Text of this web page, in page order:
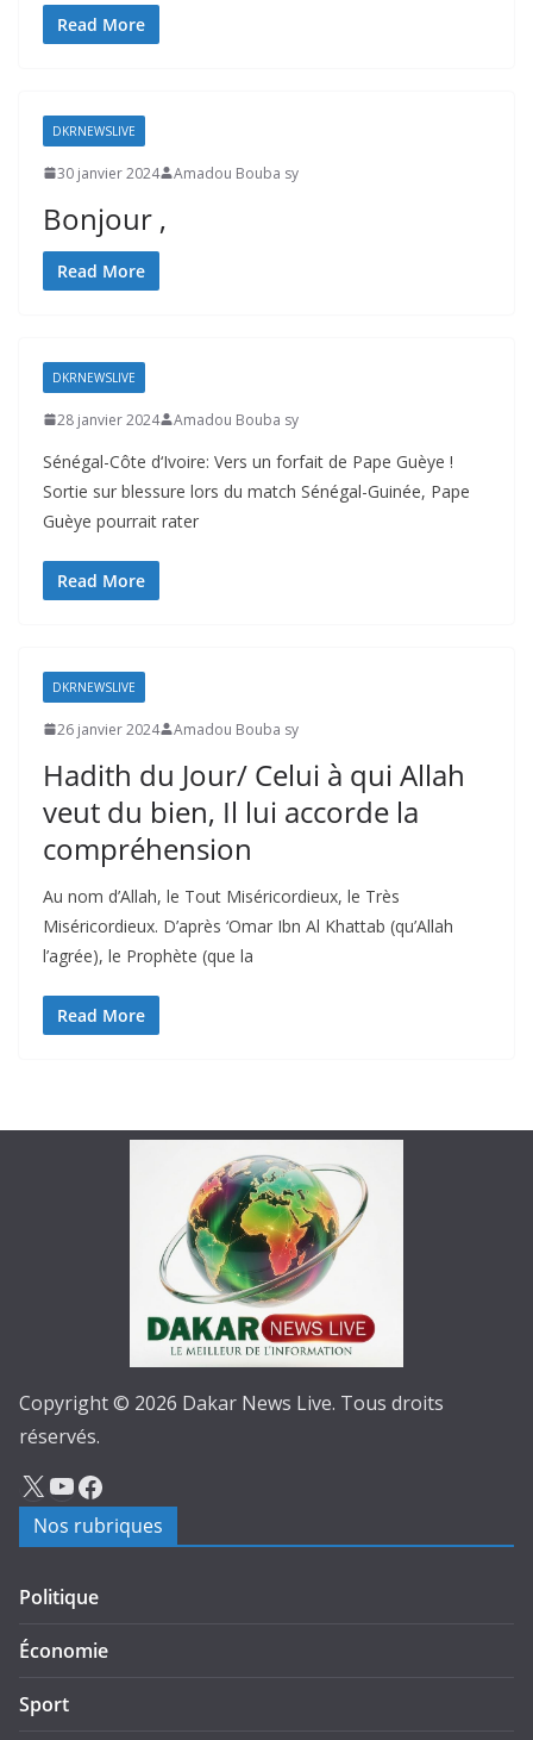
Read More
DKRNEWSLIVE
30 janvier 2024 Amadou Bouba sy
Bonjour ,
Read More
DKRNEWSLIVE
28 janvier 2024 Amadou Bouba sy
Sénégal-Côte d‘Ivoire: Vers un forfait de Pape Guèye !
Sortie sur blessure lors du match Sénégal-Guinée, Pape
Guèye pourrait rater
Read More
DKRNEWSLIVE
26 janvier 2024 Amadou Bouba sy
Hadith du Jour/ Celui à qui Allah
veut du bien, Il lui accorde la
compréhension
Au nom d’Allah, le Tout Miséricordieux, le Très
Miséricordieux. D’après ‘Omar Ibn Al Khattab (qu’Allah
l’agrée), le Prophète (que la
Read More
Copyright © 2026 Dakar News Live. Tous droits
réservés.
Nos rubriques
Politique
Économie
Sport